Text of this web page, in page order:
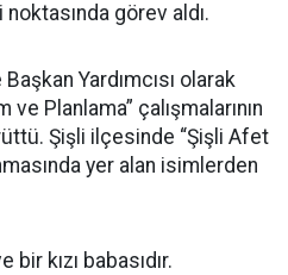
görev aldı.
Yardımcısı olarak
ve Planlama” çalışmalarının
Şişli ilçesinde “Şişli Afet
yer alan isimlerden
bir kızı babasıdır.